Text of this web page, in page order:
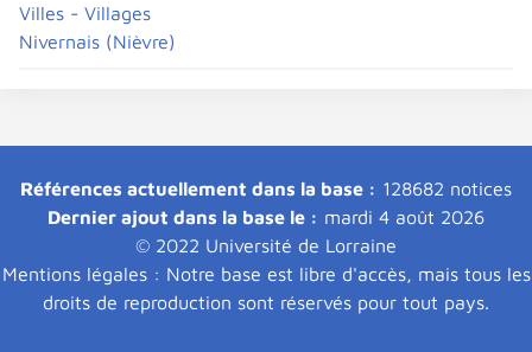
Villes - Villages
Nivernais (Nièvre)
Références actuellement dans la base : 128682 notices
Dernier ajout dans la base le : mardi 4 août 2026
© 2022 Université de Lorraine
Mentions légales : Notre base est libre d'accès, mais tous les
droits de reproduction sont réservés pour tout pays.